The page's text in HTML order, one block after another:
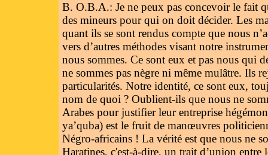
B. O.B.A.: Je ne peux pas concevoir le fait
des mineurs pour qui on doit décider. Les
quant ils se sont rendus compte que nous
vers d’autres méthodes visant notre
nous sommes. Ce sont eux et pas nous qui
ne sommes pas nègre ni même mulâtre. Ils
particularités. Notre identité, ce sont eux,
nom de quoi ? Oublient-ils que nous ne
Arabes pour justifier leur entreprise
ya’quba) est le fruit de manœuvres
Négro-africains ! La vérité est que nous ne
Haratines, c'est-à-dire, un trait d’union